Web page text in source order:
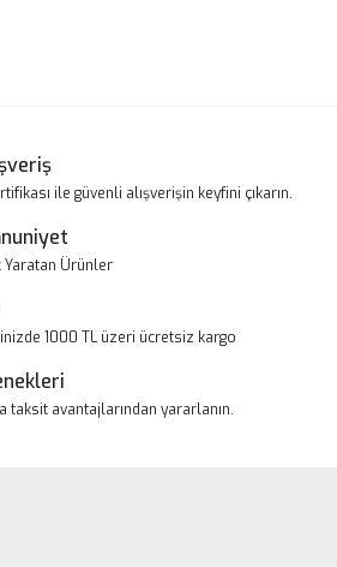
Yorum Yaz
bozuk veya görüntülenemiyor.
bulunuyor.
alternatifler olmalı.
ile güvenli alışverişin keyfini çıkarın.
Yaratan Ürünler
1000 TL üzeri ücretsiz kargo
taksit avantajlarından yararlanın.